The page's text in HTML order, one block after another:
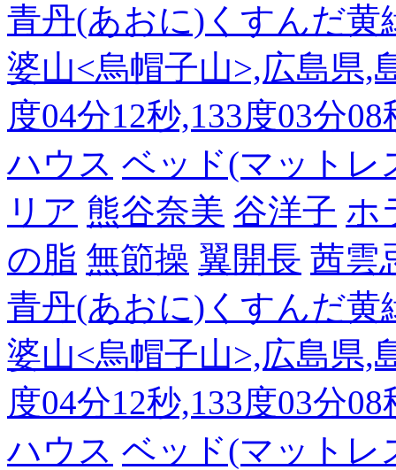
青丹(あおに)くすんだ黄
婆山<烏帽子山>,広島県,
度04分12秒,133度03分
ハウス ベッド(マットレ
リア 熊谷奈美 谷洋子 ホ
の脂 無節操 翼開長 茜雲
青丹(あおに)くすんだ黄
婆山<烏帽子山>,広島県,
度04分12秒,133度03分
ハウス ベッド(マットレ